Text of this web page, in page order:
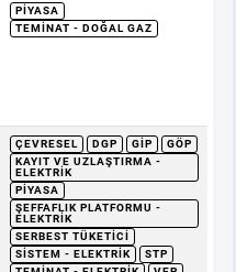
PIYASA
TEMINAT - DOĞAL GAZ
ÇEVRESEL DGP GİP
GÖP
KAYIT VE UZLAŞTIRMA -
ELEKTRIK
PIYASA
ŞEFFAFLIK PLATFORMU -
ELEKTRIK
SERBEST TÜKETICI
SISTEM - ELEKTRIK
STP